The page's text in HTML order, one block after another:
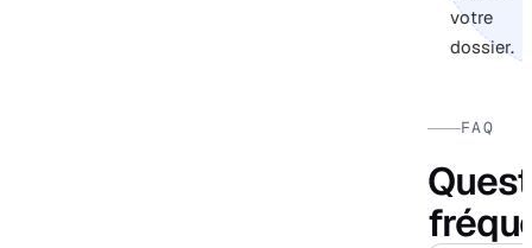
votre
dossier.
FAQ